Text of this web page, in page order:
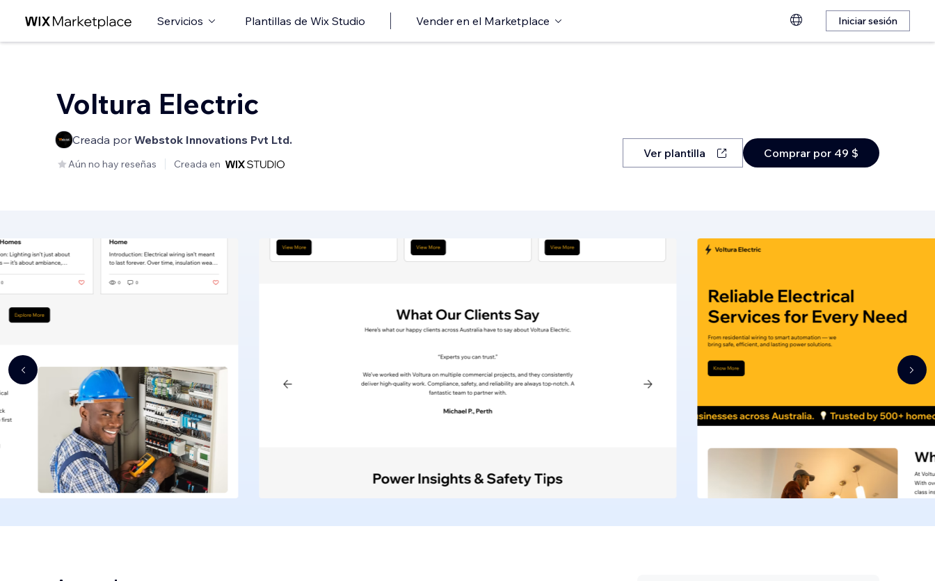
Servicios Plantillas de Wix Studio Vender en el Marketplace Iniciar sesión
Voltura Electric
Creada por Webstok Innovations Pvt Ltd.
Aún no hay reseñas Creada en
Ver plantilla Comprar por 49 $